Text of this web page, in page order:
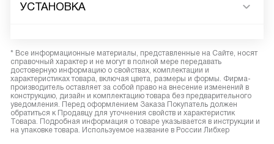
УСТАНОВКА
* Все информационные материалы, представленные на Сайте, носят
справочный характер и не могут в полной мере передавать
достоверную информацию о свойствах, комплектации и
характеристиках товара, включая цвета, размеры и формы. Фирма-
производитель оставляет за собой право на внесение изменений в
конструкцию, дизайн и комплектацию товара без предварительного
уведомления. Перед оформлением Заказа Покупатель должен
обратиться к Продавцу для уточнения свойств и характеристик
Товара. Подробная информация о товаре указывается в инструкции и
на упаковке товара. Используемое название в России Либхер